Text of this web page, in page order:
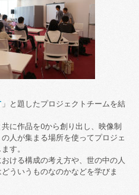
」と題したプロジェクトチームを結
に作品を0から創り出し、映像制
人が集まる場所を使ってプロジェ
す。
ける構成の考え方や、世の中の人
ういうものなのかなどを学びま